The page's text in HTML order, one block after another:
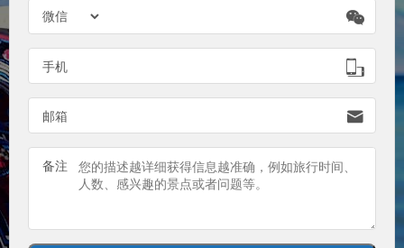

手机 
邮箱 
备注